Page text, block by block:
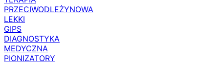
TERAPIA
PRZECIWODLEŻYNOWA
LEKKI
GIPS
DIAGNOSTYKA
MEDYCZNA